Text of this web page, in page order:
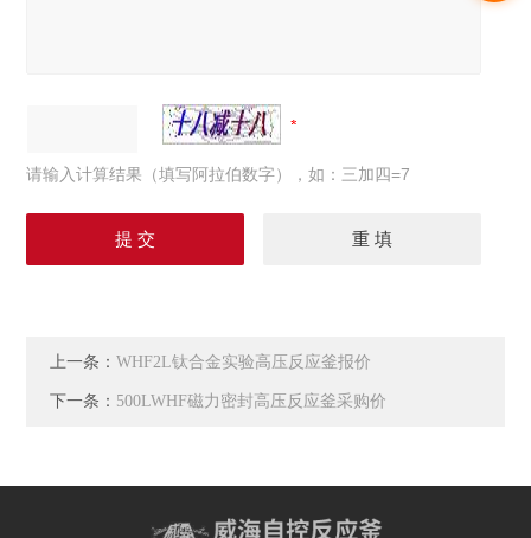
请输入计算结果（填写阿拉伯数字），如：三加四=7
上一条：WHF2L钛合金实验高压反应釜报价
下一条： 500LWHF磁力密封高压反应釜采购价